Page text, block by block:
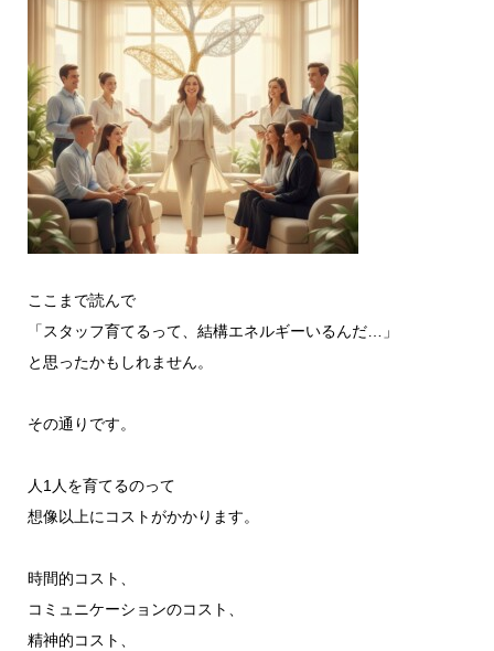
ここまで読んで
「スタッフ育てるって、結構エネルギーいるんだ…」
と思ったかもしれません。
その通りです。
人1人を育てるのって
想像以上にコストがかかります。
時間的コスト、
コミュニケーションのコスト、
精神的コスト、